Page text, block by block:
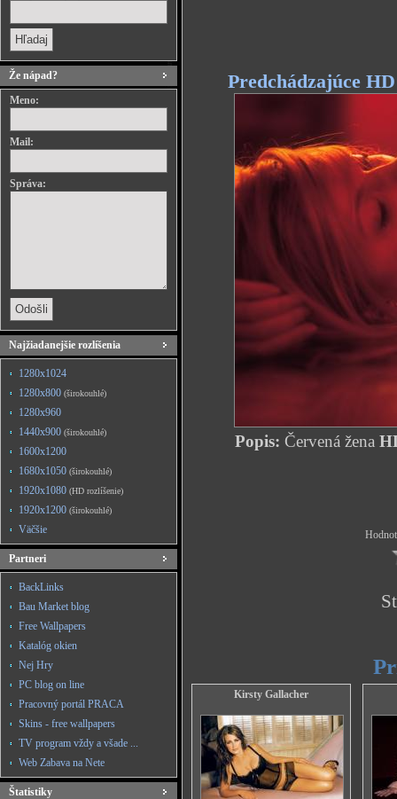
Že nápad?
Meno:
Mail:
Správa:
Najžiadanejšie rozlíšenia
1280x1024
1280x800 (širokouhlé)
1280x960
1440x900 (širokouhlé)
1600x1200
1680x1050 (širokouhlé)
1920x1080 (HD rozlíšenie)
1920x1200 (širokouhlé)
Väčšie
Partneri
BackLinks
Bau Market blog
Free Wallpapers
Katalóg okien
Nej Hry
PC blog on line
Pracovný portál PRACA
Skins - free wallpapers
TV program vždy a všade ...
Web Zabava na Nete
Štatistiky
Predchádzajúce
Popis: Červená žena
Kirsty Gallacher